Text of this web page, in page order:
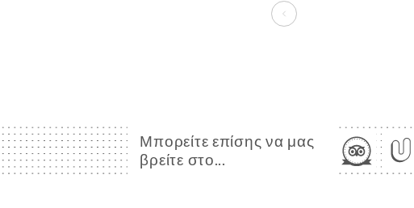
Μπορείτε επίσης να μας
βρείτε στο...